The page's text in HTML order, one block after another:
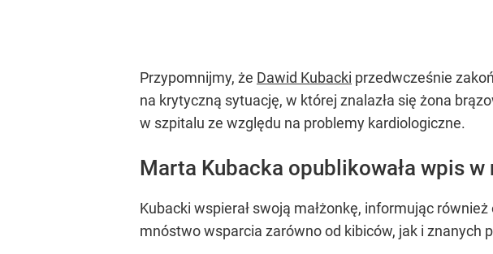
Przypomnijmy, że Dawid Kubacki przedwcześnie
na krytyczną sytuację, w której znalazła się żona
w szpitalu ze względu na problemy kardiologiczne.
Marta Kubacka opublikowała wpis
Kubacki wspierał swoją małżonkę, informując
mnóstwo wsparcia zarówno od kibiców, jak i znanych